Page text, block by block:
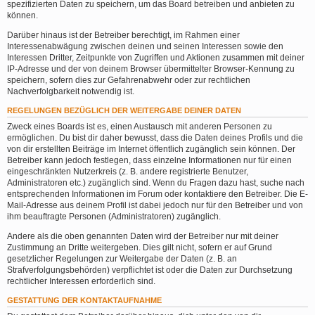
spezifizierten Daten zu speichern, um das Board betreiben und anbieten zu
können.
Darüber hinaus ist der Betreiber berechtigt, im Rahmen einer
Interessenabwägung zwischen deinen und seinen Interessen sowie den
Interessen Dritter, Zeitpunkte von Zugriffen und Aktionen zusammen mit deiner
IP-Adresse und der von deinem Browser übermittelter Browser-Kennung zu
speichern, sofern dies zur Gefahrenabwehr oder zur rechtlichen
Nachverfolgbarkeit notwendig ist.
REGELUNGEN BEZÜGLICH DER WEITERGABE DEINER DATEN
Zweck eines Boards ist es, einen Austausch mit anderen Personen zu
ermöglichen. Du bist dir daher bewusst, dass die Daten deines Profils und die
von dir erstellten Beiträge im Internet öffentlich zugänglich sein können. Der
Betreiber kann jedoch festlegen, dass einzelne Informationen nur für einen
eingeschränkten Nutzerkreis (z. B. andere registrierte Benutzer,
Administratoren etc.) zugänglich sind. Wenn du Fragen dazu hast, suche nach
entsprechenden Informationen im Forum oder kontaktiere den Betreiber. Die E-
Mail-Adresse aus deinem Profil ist dabei jedoch nur für den Betreiber und von
ihm beauftragte Personen (Administratoren) zugänglich.
Andere als die oben genannten Daten wird der Betreiber nur mit deiner
Zustimmung an Dritte weitergeben. Dies gilt nicht, sofern er auf Grund
gesetzlicher Regelungen zur Weitergabe der Daten (z. B. an
Strafverfolgungsbehörden) verpflichtet ist oder die Daten zur Durchsetzung
rechtlicher Interessen erforderlich sind.
GESTATTUNG DER KONTAKTAUFNAHME